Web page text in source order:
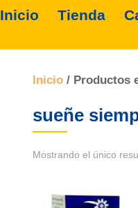
Inicio Tienda
Inicio/ Productos
sueñe
Mostrando el único